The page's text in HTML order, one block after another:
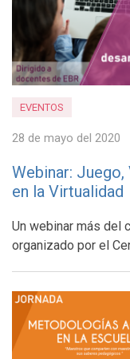
EVENTOS
28 de mayo del 2020
Webinar:
en la Virtualidad
Un webinar más del
organizado por el